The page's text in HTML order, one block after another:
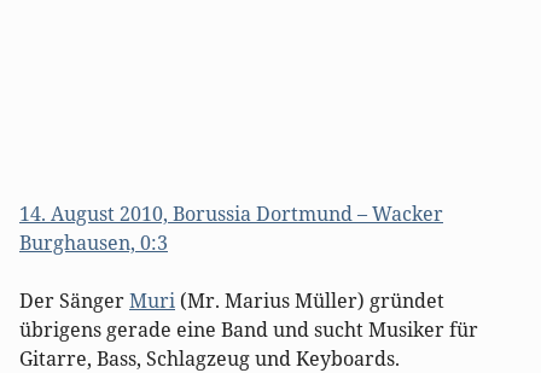
14. August 2010, Borussia Dortmund – Wacker
Burghausen, 0:3
Der SängerMuri (Mr. Marius Müller) gründet
übrigens gerade eine Band und sucht Musiker für
Gitarre, Bass, Schlagzeug und Keyboards.